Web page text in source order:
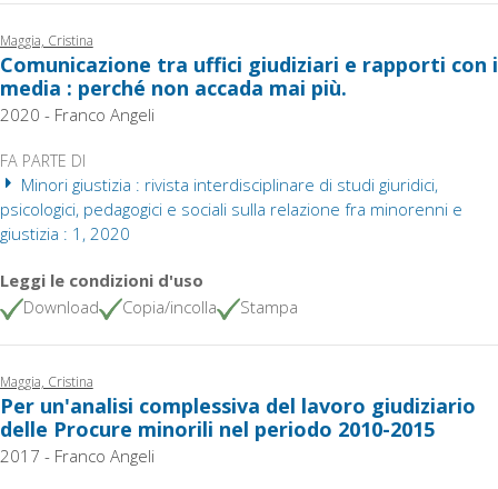
Maggia, Cristina
Comunicazione tra uffici giudiziari e rapporti con i
media : perché non accada mai più.
2020 - Franco Angeli
FA PARTE DI
Minori giustizia : rivista interdisciplinare di studi giuridici,
psicologici, pedagogici e sociali sulla relazione fra minorenni e
giustizia : 1, 2020
Leggi le condizioni d'uso
Download
Copia/incolla Stampa
Maggia, Cristina
Per un'analisi complessiva del lavoro giudiziario
delle Procure minorili nel periodo 2010-2015
2017 - Franco Angeli